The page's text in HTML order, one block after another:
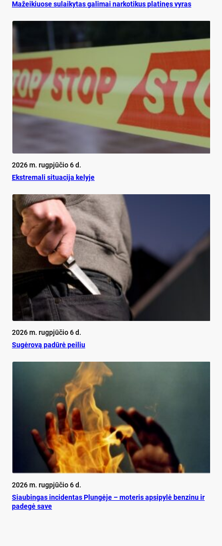
Mažeikiuose sulaikytas galimai narkotikus platinęs vyras
2026 m. rugpjūčio 6 d.
Ekst­re­ma­li si­tua­ci­ja ke­ly­je
2026 m. rugpjūčio 6 d.
Su­gė­ro­vą pa­dū­rė pei­liu
2026 m. rugpjūčio 6 d.
Siau­bin­gas in­ci­den­tas Plun­gė­je – mo­te­ris ap­si­py­lė ben­zi­nu ir
pa­de­gė sa­ve